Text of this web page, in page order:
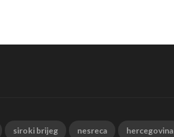
siroki brijeg nesreca hercegovina